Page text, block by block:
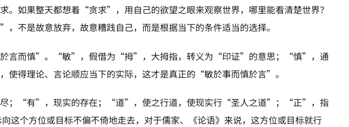
如果整天都想着“贪求”，用自己的欲望之眼来观察世界，哪里能看清楚世界？
不是故意放弃，故意糟践自己，而是根据当下的条件适当的选择。
於言而慎”。“敏”，假借为“拇”，大拇指，转义为“印证”的意思；“慎”，通
使得理论、言论顺应当下的实际，这才是真正的“敏於事而慎於言”。
；“有”，现实的存在；“道”，使之行道，使现实行“圣人之道”；“正”，指
这个方位或目标不偏不倚地走去，对于儒家、《论语》来说，这方位或目标就行